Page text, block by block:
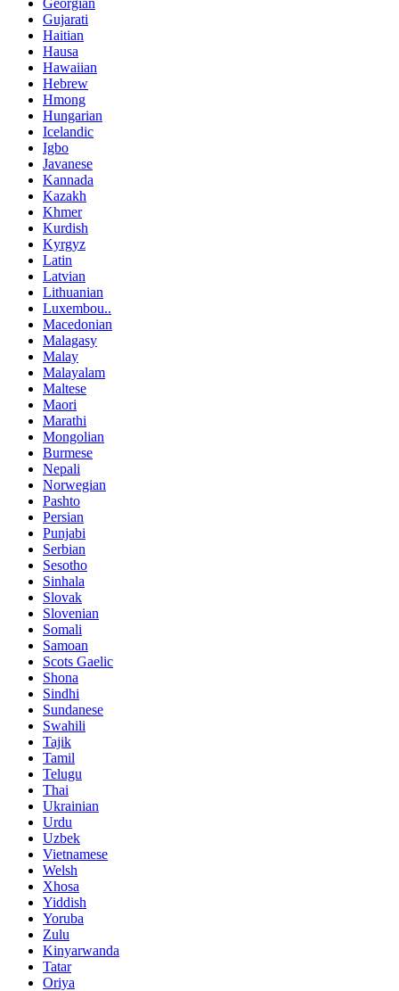
Gujarati
Haitian
Hausa
Hawaiian
Hebrew
Hmong
Hungarian
Icelandic
Igbo
Javanese
Kannada
Kazakh
Khmer
Kurdish
Kyrgyz
Latin
Latvian
Lithuanian
Luxembou..
Macedonian
Malagasy
Malay
Malayalam
Maltese
Maori
Marathi
Mongolian
Burmese
Nepali
Norwegian
Pashto
Persian
Punjabi
Serbian
Sesotho
Sinhala
Slovak
Slovenian
Somali
Samoan
Scots Gaelic
Shona
Sindhi
Sundanese
Swahili
Tajik
Tamil
Telugu
Thai
Ukrainian
Urdu
Uzbek
Vietnamese
Welsh
Xhosa
Yiddish
Yoruba
Zulu
Kinyarwanda
Tatar
Oriya